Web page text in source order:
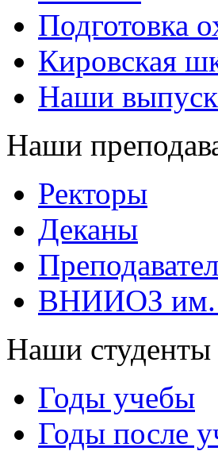
Подготовка
Кировская
Наши
Наши
Ректоры
Деканы
ВНИИОЗ им.
Наши студенты
Годы учебы
Годы после